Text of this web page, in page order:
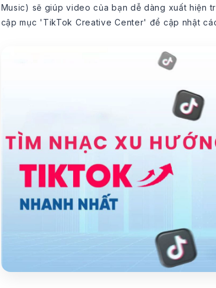
Music) sẽ giúp video của bạn dễ dàng xuất hiện
cập mục 'TikTok Creative Center' để cập nhật